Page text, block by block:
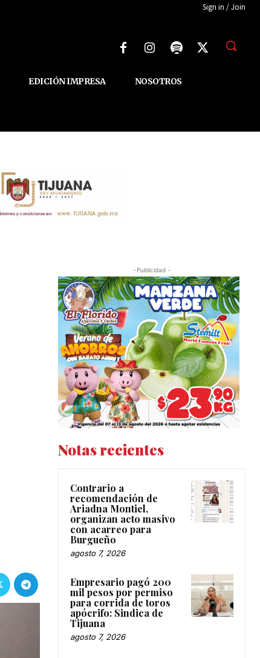
Sign in / Join
EDICIÓN IMPRESA NOSOTROS
-Publicidad -
Notas recientes
Contrario a
recomendación de
Ariadna Montiel,
organizan acto masivo
con acarreo para
Burgueño
agosto 7, 2026
Empresario pagó 200
mil pesos por permiso
para corrida de toros
apócrifo: Sindica de
Tijuana
agosto 7, 2026